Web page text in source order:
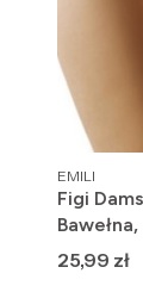
PRODUCENT
EMILI
Figi
Cena
25,99 zł